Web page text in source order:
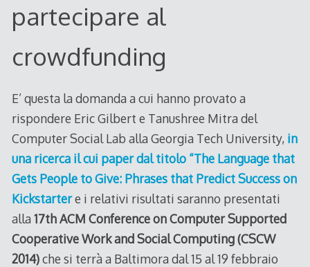
partecipare al
crowdfunding
E’ questa la domanda a cui hanno provato a
rispondere Eric Gilbert e Tanushree Mitra del
Computer Social Lab alla Georgia Tech University, in
una ricerca il cui paper dal titolo “The Language that
Gets People to Give: Phrases that Predict Success on
Kickstartere i relativi risultati saranno presentati
alla17th ACM Conference on Computer Supported
Cooperative Work and Social Computing (CSCW
2014)che si terrà a Baltimora dal 15 al 19 febbraio